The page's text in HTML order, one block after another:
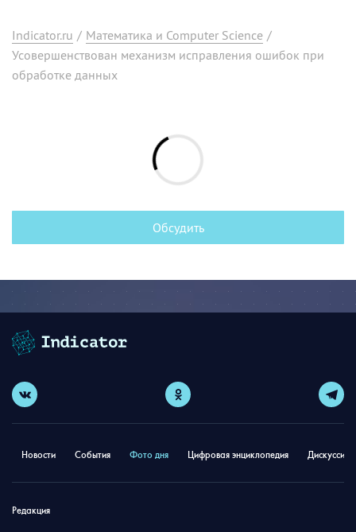
Indicator.ru / Математика и Computer Science /
Усовершенствован механизм исправления ошибок при
обработке данных
Обсудить
Новости События Фото дня Цифровая энциклопедия
Редакция